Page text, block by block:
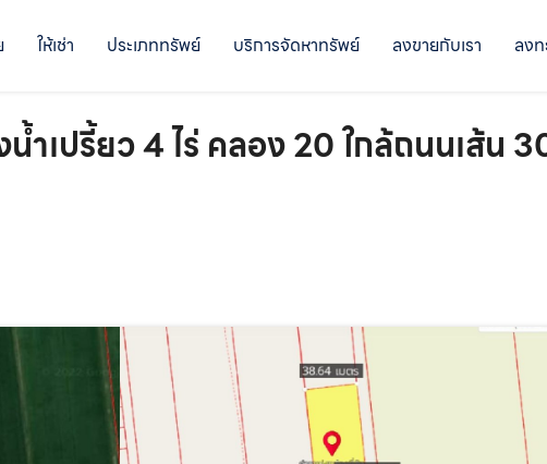
ให้เช่า ประเภททรัพย์ บริการจัดหาทรัพย์ ลงขายกับเรา ลง
ำเปรี้ยว 4 ไร่ คลอง 20 ใกล้ถนนเส้น